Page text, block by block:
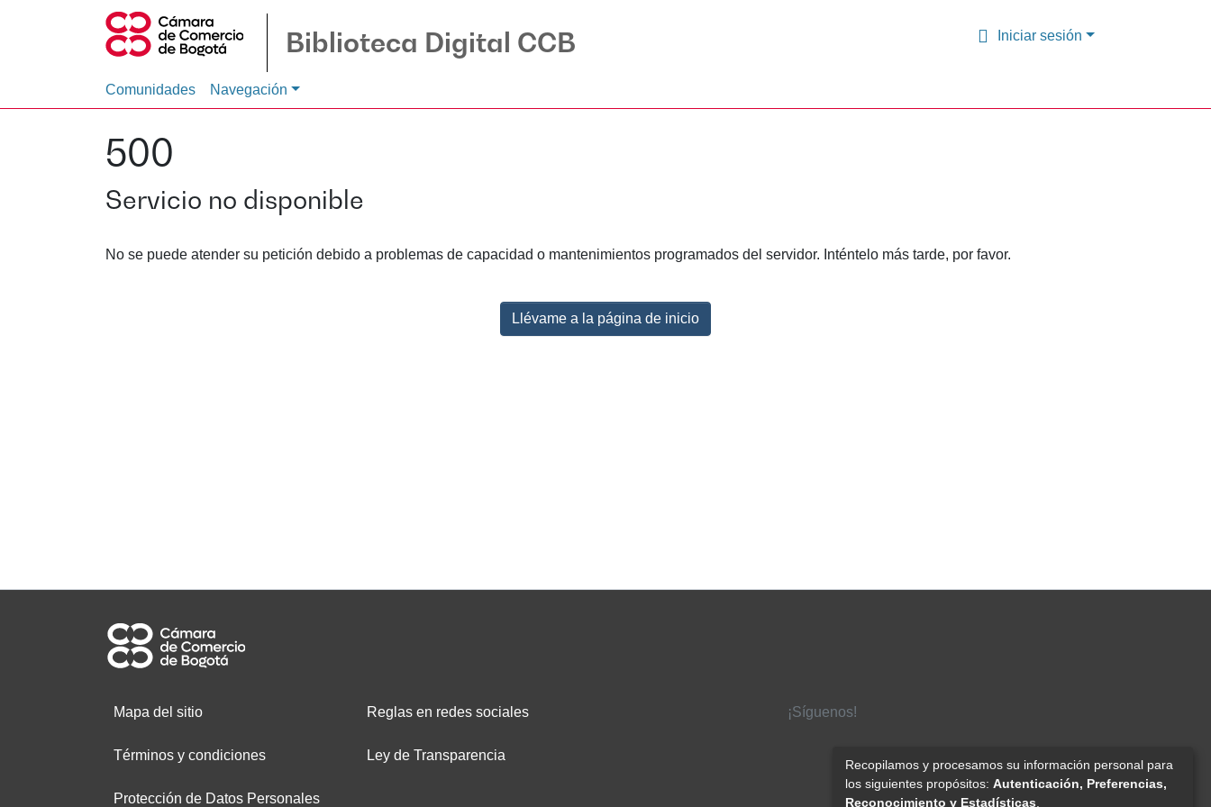
Biblioteca Digital CCB Iniciar sesión
Comunidades Navegación
500
Servicio no disponible
No se puede atender su petición debido a problemas de capacidad o mantenimientos programados del servidor. Inténtelo más tarde, por favor.
Llévame a la página de inicio
Mapa del sitio
Términos y condiciones
Protección de Datos Personales
Reglas en redes sociales
Ley de Transparencia
¡Síguenos!
Recopilamos y procesamos su información personal para
los siguientes propósitos: Autenticación, Preferencias,
Reconocimiento y Estadísticas